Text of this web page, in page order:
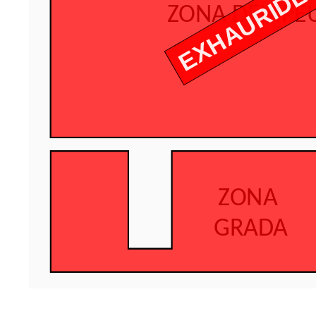
ZONA DEMPE
ZONA
GRADA